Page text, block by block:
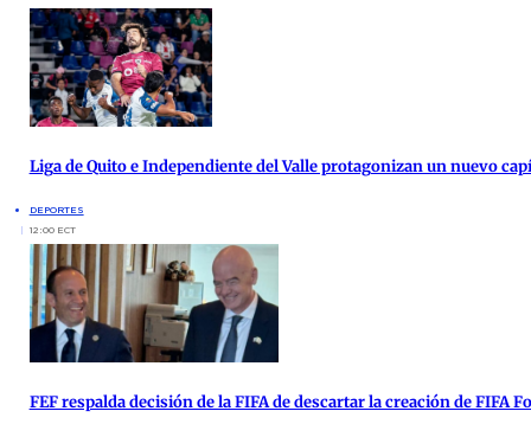
Liga de Quito e Independiente del Valle protagonizan un nuevo
DEPORTES
12:00 ECT
FEF respalda decisión de la FIFA de descartar la creación de FIFA